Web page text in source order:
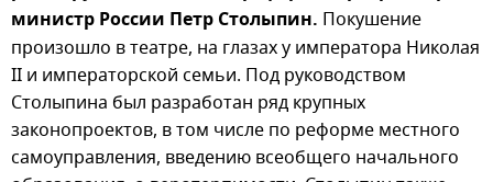
министр России Петр Столыпин. Покушение
произошло в театре, на глазах у императора Николая
II и императорской семьи. Под руководством
Столыпина был разработан ряд крупных
законопроектов, в том числе по реформе местного
самоуправления, введению всеобщего начального